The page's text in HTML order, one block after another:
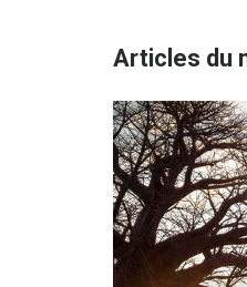
Articles